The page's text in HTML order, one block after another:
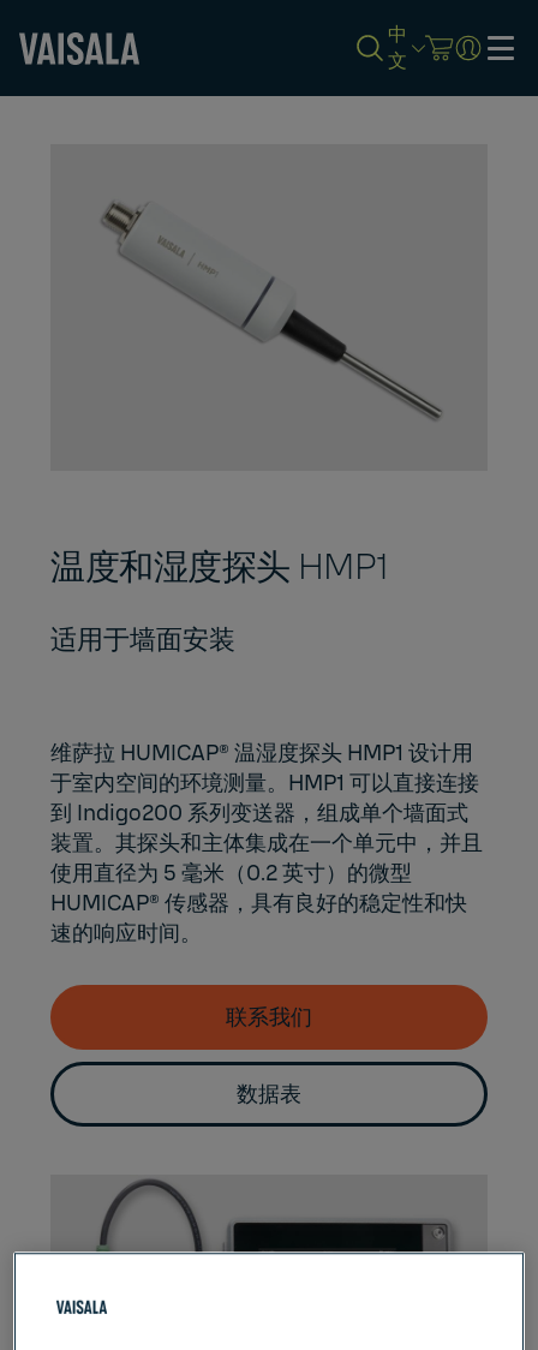
中
文
温度和湿度探头 HMP1
适用于墙面安装
维萨拉 HUMICAP® 温湿度探头 HMP1 设计用
于室内空间的环境测量。HMP1 可以直接连接
到 Indigo200 系列变送器，组成单个墙面式
装置。其探头和主体集成在一个单元中，并且
使用直径为 5 毫米（0.2 英寸）的微型
HUMICAP® 传感器，具有良好的稳定性和快
速的响应时间。
联系我们
数据表